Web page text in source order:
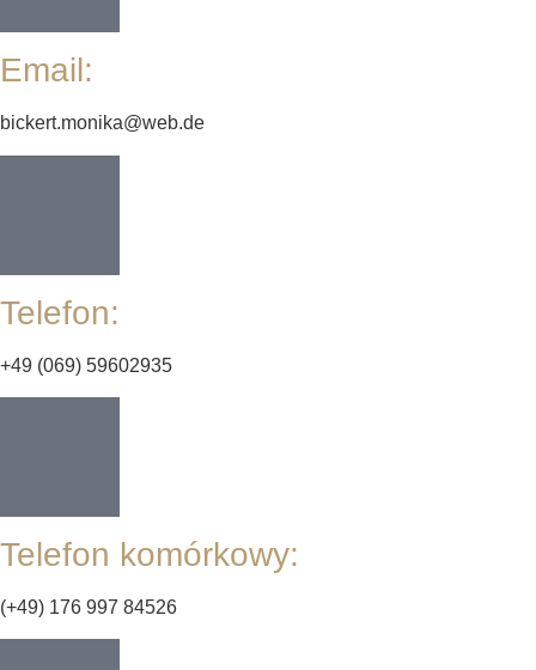
Email:
bickert.monika@web.de
Telefon:
+49 (069) 59602935
Telefon komórkowy:
(+49) 176 997 84526